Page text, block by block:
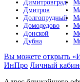
Димитровград
Дмитров
Долгопрудный
Домодедово
Донской
Дубна
Вы можете открыть
ИнПро Личный